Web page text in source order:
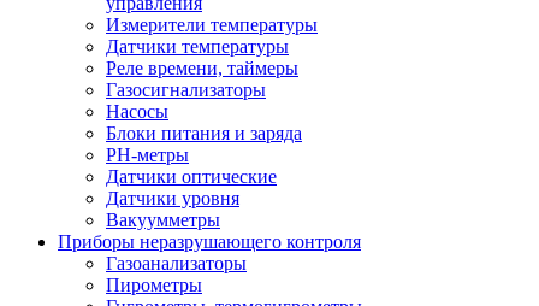
Измерители температуры
Датчики температуры
Реле времени, таймеры
Газосигнализаторы
Насосы
Блоки питания и заряда
PH-метры
Датчики оптические
Датчики уровня
Вакуумметры
Приборы неразрушающего контроля
Газоанализаторы
Пирометры